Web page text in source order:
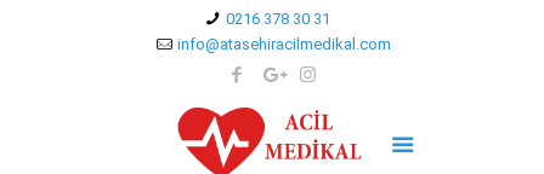
0216 378 30 31
info@atasehiracilmedikal.com